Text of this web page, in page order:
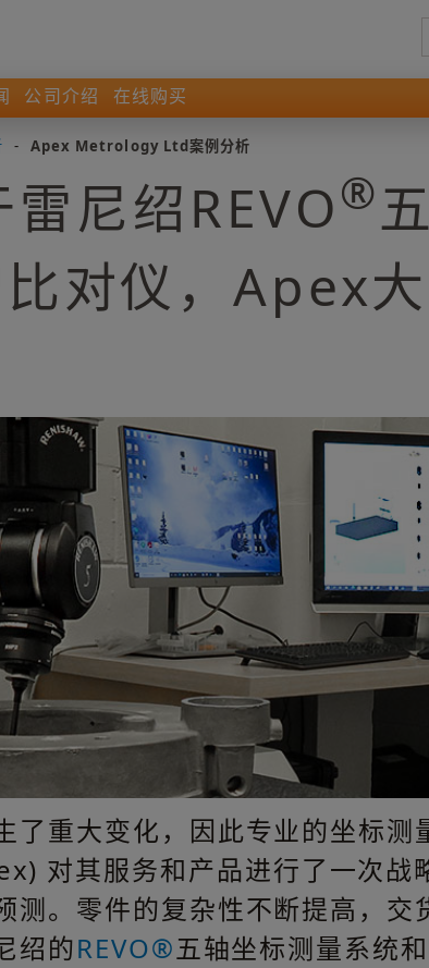
公司介绍 在线购买
- Apex Metrology Ltd案例分析
尼绍REVO®
对仪，Apex
了重大变化，因此专业的坐标
对其服务和产品进行了一次战
测。零件的复杂性不断提高，交
绍的REVO®五轴坐标测量系统和